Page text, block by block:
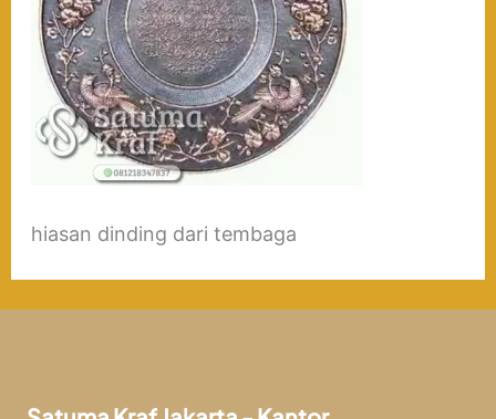
hiasan dinding dari tembaga